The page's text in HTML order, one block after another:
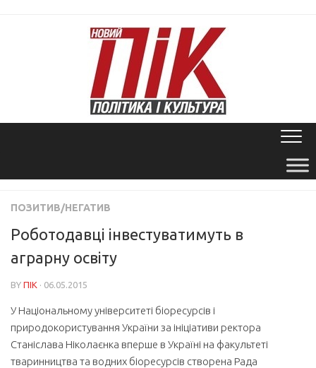
ПОЗИТИВ/НЕГАТИВ
Роботодавці інвестуватимуть в
аграрну освіту
BY ПІК · 06.05.2015
У Національному університеті біоресурсів і
природокористування України за ініціативи ректора
Станіслава Ніколаєнка вперше в Україні на факультеті
тваринництва та водних біоресурсів створена Рада